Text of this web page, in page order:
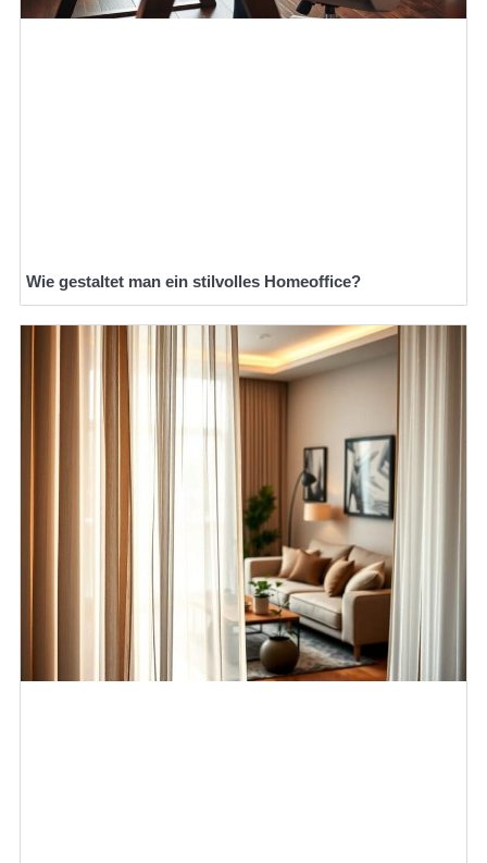
Wie gestaltet man ein stilvolles Homeoffice?